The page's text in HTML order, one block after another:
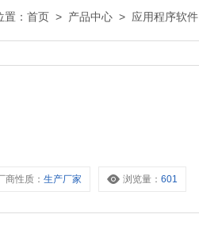
： 首页 > 产品中心 > 应用程序软件
商性质：生产厂家 浏览量：601